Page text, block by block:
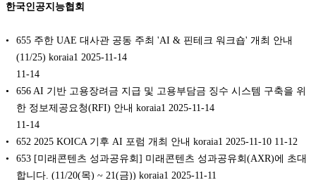
한국인공지능협회
655 주한 UAE 대사관 공동 주최 'AI & 핀테크 워크숍' 개최 안내
(11/25) koraia1 2025-11-14
11-14
656 AI 기반 고용장려금 지급 및 고용부담금 징수 시스템 구축을 위
한 정보제공요청(RFI) 안내 koraia1 2025-11-14
11-14
652 2025 KOICA 기후 AI 포럼 개최 안내 koraia1 2025-11-10 11-12
653 [미래콘텐츠 성과공유회] 미래콘텐츠 성과공유회(AXR)에 초대
합니다. (11/20(목) ~ 21(금)) koraia1 2025-11-11